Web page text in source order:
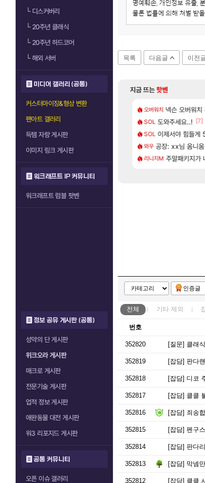
└디스커버리
└20주년 클래식
└20주년 하드코어
└해외 서버
미디어 갤러리 (공통)
커스터마이징&형상 변환
팬아트 갤러리
득템 자랑 게시판
이미지 링크 게시판
워크래프트 IP 커뮤니티
워크래프트 럼블 팟벤
정보 공유 게시판 (공통)
성약의 단 게시판
위크오라 게시판
매크로 게시판
전문기술 게시판
업적 정보 게시판
애완동물 대전 게시판
워3 리포지드 게시판
공통 커뮤니티
오픈 이슈 갤러리
목록 다음글 이전
지금 뜨는핫벤
[48]
위길드 내 대규모 인원이탈종용 추정사건
2D 일러스트 올라왔었네
프 클릭 미스낫네
오버워치 넥슨 오버워치
SOL 도와주세요..! [7]
SOL 이제서야 힘들게
와우 공장: xx님 옴니
리니지M 주말패키지가
쿠라 마이 성우 정보 및 주요 필모
오라 성우 정보 및 출연작 모음
소 위치 공략 (40개) - 귀환한 영혼 도전과제
츠 아키나 성우 정보 및 주요 필모
여행 [여행_국내] 남
비스트 모든 바우에라
아스오라 카가미하라
GTA6 8월 28일 넷
비스트 모든 엘리트
인증글
전체 기타 제외
번호
352820 [질문] 클래
352819 [잡담] 판다
352818 [잡담] 디코
352817 [잡담] 클클
352816 [잡담] 죄송
352815 [잡담] 펜구
352814 [잡담] 판다
352813 [잡담] 막넴
352812 [잡담] 클클